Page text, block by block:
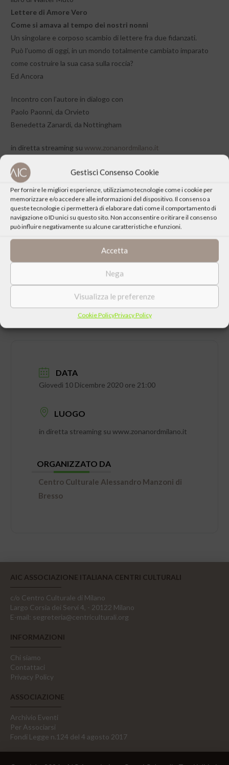
Gestisci Consenso Cookie
Per fornire le migliori esperienze, utilizziamo tecnologie come i cookie per
memorizzare e/o accedere alle informazioni del dispositivo. Il consenso a
queste tecnologie ci permetterà di elaborare dati come il comportamento di
navigazione o ID unici su questo sito. Non acconsentire o ritirare il consenso
può influire negativamente su alcune caratteristiche e funzioni.
Accetta
Nega
Visualizza le preferenze
Cookie PolicyPrivacy Policy
Lettere di Amore Vero
Come si amava al tempo dei nostri nonni
Un singolare e corposo scambio di lettere fra due fidanzati.
Può l’uomo di oggi, in un mondo totalmente cambiato imparato
come costruire la sua casa sulla roccia?
Ed Ancora
Incontro con l’autore in dialogo con
Paolo Paonni, da Orvieto
Benedetta Zanardi, da Nottingham
in diretta streaming suwww.zonanordmilano.it
Acquista
CONDIVIDI QUESTO EVENTO
DATA
Giovedì 10 Dicembre 2020 ore 21:00
LUOGO
in diretta streaming su www.zonanordmilano.it
ORGANIZZATO DA
Centro Culturale Alessandro Manzoni di
Bresso
AIC ASSOCIAZIONE ITALIANA CENTRI CULTURALI
c/o Centro Culturale di Milano
Largo Corsia dei Servi 4, - 20122 Milano
E-mail: segreteria@centriculturali.org
INFORMAZIONI
Chi siamo
Contattaci
Privacy Policy
ASSOCIAZIONE
Archivio Eventi
Per Associarsi
Fondi Legge n.124 del 4 agosto 2017